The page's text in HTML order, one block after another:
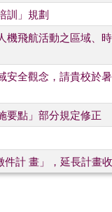
訓」規劃
機飛航活動之區域、
安全觀念，請貴校於
要點」部分規定修正
件計 畫」，延長計畫